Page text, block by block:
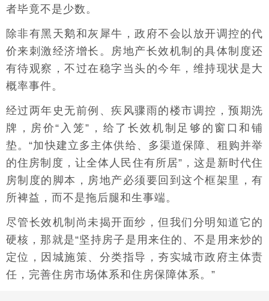
者毕竟不是少数。
除非有黑天鹅和灰犀牛，政府不会以放开调控的代
价来刺激经济增长。房地产长效机制的具体制度还
有待观察，不过在稳字当头的今年，维持现状是大
概率事件。
经过两年史无前例、疾风骤雨的楼市调控，预期洗
牌，房价“入笼”，给了长效机制足够的窗口和铺
垫。“加快建立多主体供给、多渠道保障、租购并举
的住房制度，让全体人民住有所居”，这是新时代住
房制度的脚本，房地产必须要回到这个框架里，有
所裨益，而不是拖后腿和生事端。
尽管长效机制尚未揭开面纱，但我们分明知道它的
硬核，那就是“坚持房子是用来住的、不是用来炒的
定位，因城施策、分类指导，夯实城市政府主体责
任，完善住房市场体系和住房保障体系。”